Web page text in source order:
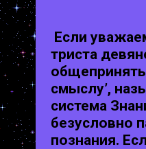
Если
триста
смыслу’,
система
безусловно
познания.